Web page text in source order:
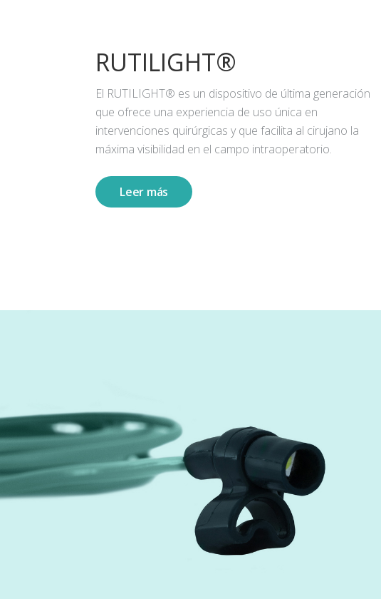
RUTILIGHT®
El RUTILIGHT® es un dispositivo de última generación
que ofrece una experiencia de uso única en
intervenciones quirúrgicas y que facilita al cirujano la
máxima visibilidad en el campo intraoperatorio.
Leer más